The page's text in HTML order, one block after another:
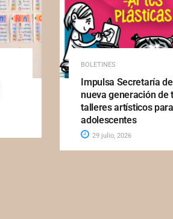
BOLETINES
Impulsa Secretaría
nueva generación de
talleres artísticos
adolescentes
29 julio, 2026